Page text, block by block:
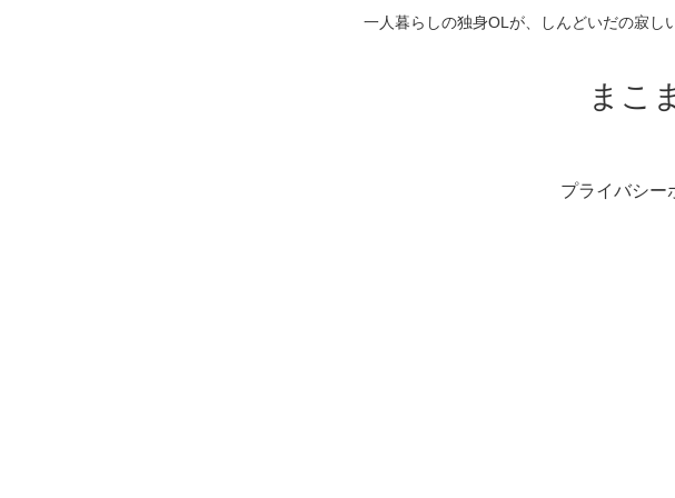
一人暮らしの独身OLが、しんどいだの寂し
まこ
プライバシー